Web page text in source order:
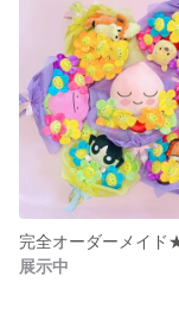
展示中